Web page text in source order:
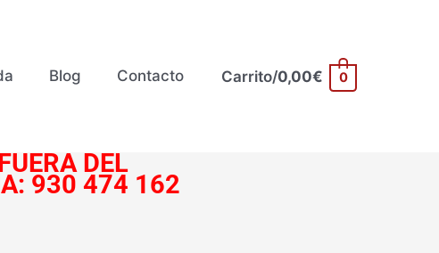
Blog Contacto Carrito/0,00€ 0
DEL
930 474 162